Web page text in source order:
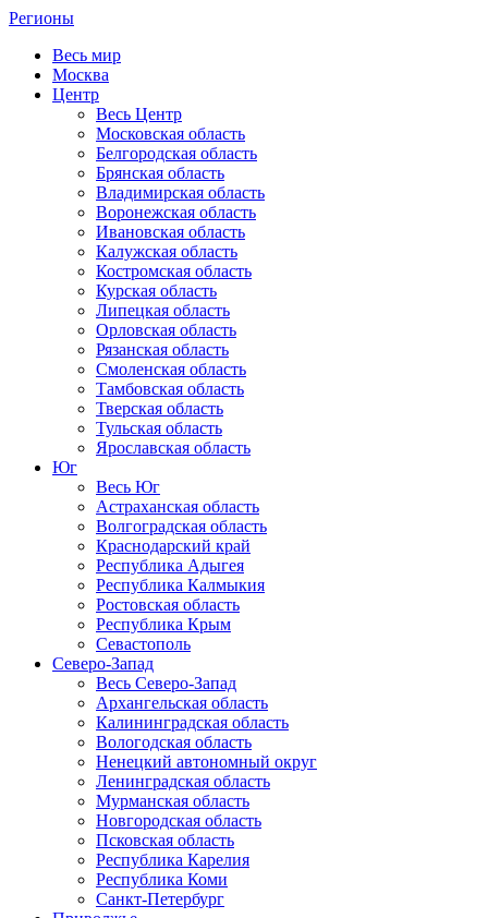
Регионы
Весь мир
Москва
Центр
Весь Центр
Московская область
Белгородская область
Брянская область
Владимирская область
Воронежская область
Ивановская область
Калужская область
Костромская область
Курская область
Липецкая область
Орловская область
Рязанская область
Смоленская область
Тамбовская область
Тверская область
Тульская область
Ярославская область
Юг
Весь Юг
Астраханская область
Волгоградская область
Краснодарский край
Республика Адыгея
Республика Калмыкия
Ростовская область
Республика Крым
Севастополь
Северо-Запад
Весь Северо-Запад
Архангельская область
Калининградская область
Вологодская область
Ненецкий автономный округ
Ленинградская область
Мурманская область
Новгородская область
Псковская область
Республика Карелия
Республика Коми
Санкт-Петербург